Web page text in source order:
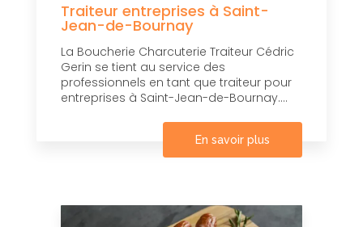
Traiteur entreprises à Saint-
Jean-de-Bournay
La Boucherie Charcuterie Traiteur Cédric
Gerin se tient au service des
professionnels en tant que traiteur pour
entreprises à Saint-Jean-de-Bournay....
En savoir plus